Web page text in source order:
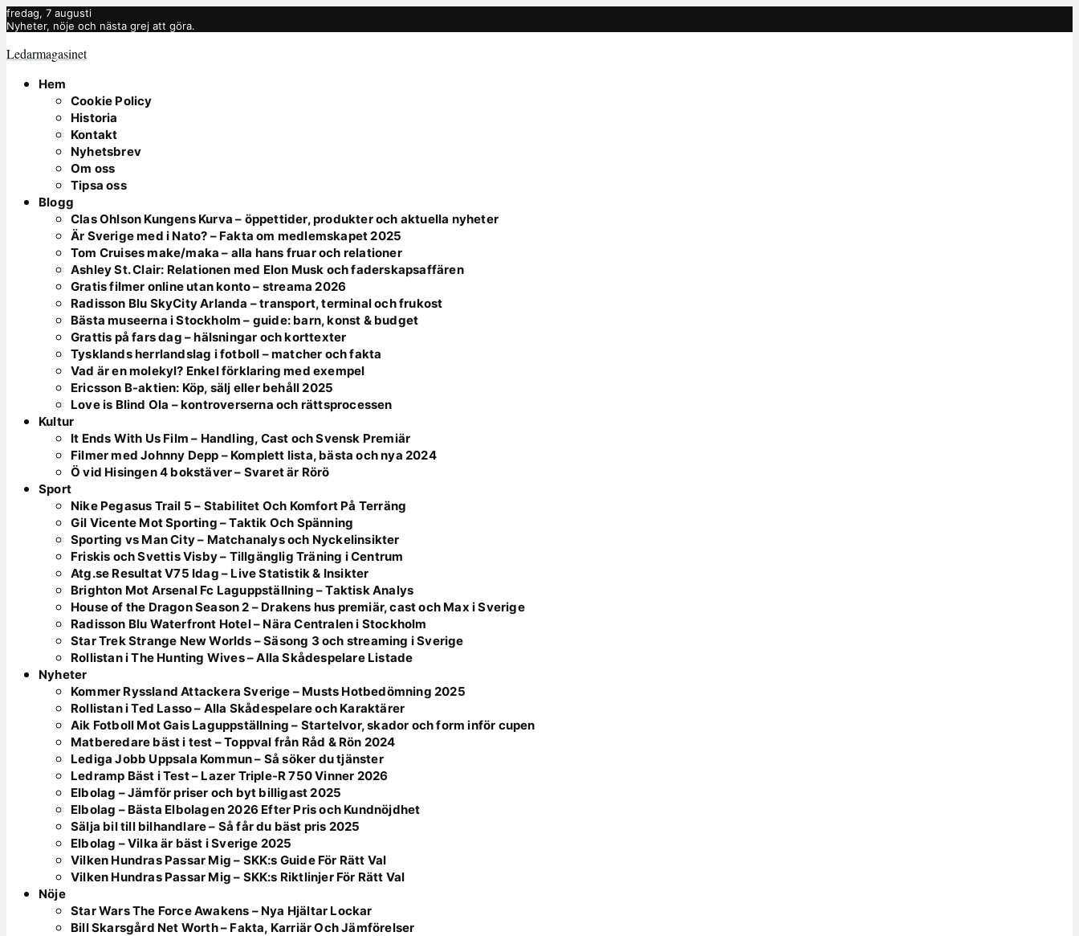
fredag, 7 augusti
Nyheter, nöje och nästa grej att göra.
Ledarmagasinet
Hem
Cookie Policy
Historia
Kontakt
Nyhetsbrev
Om oss
Tipsa oss
Blogg
Clas Ohlson Kungens Kurva – öppettider, produkter och aktuella nyheter
Är Sverige med i Nato? – Fakta om medlemskapet 2025
Tom Cruises make/maka – alla hans fruar och relationer
Ashley St. Clair: Relationen med Elon Musk och faderskapsaffären
Gratis filmer online utan konto – streama 2026
Radisson Blu SkyCity Arlanda – transport, terminal och frukost
Bästa museerna i Stockholm – guide: barn, konst & budget
Grattis på fars dag – hälsningar och korttexter
Tysklands herrlandslag i fotboll – matcher och fakta
Vad är en molekyl? Enkel förklaring med exempel
Ericsson B-aktien: Köp, sälj eller behåll 2025
Love is Blind Ola – kontroverserna och rättsprocessen
Kultur
It Ends With Us Film – Handling, Cast och Svensk Premiär
Filmer med Johnny Depp – Komplett lista, bästa och nya 2024
Ö vid Hisingen 4 bokstäver – Svaret är Rörö
Sport
Nike Pegasus Trail 5 – Stabilitet Och Komfort På Terräng
Gil Vicente Mot Sporting – Taktik Och Spänning
Sporting vs Man City – Matchanalys och Nyckelinsikter
Friskis och Svettis Visby – Tillgänglig Träning i Centrum
Atg.se Resultat V75 Idag – Live Statistik & Insikter
Brighton Mot Arsenal Fc Laguppställning – Taktisk Analys
House of the Dragon Season 2 – Drakens hus premiär, cast och Max i Sverige
Radisson Blu Waterfront Hotel – Nära Centralen i Stockholm
Star Trek Strange New Worlds – Säsong 3 och streaming i Sverige
Rollistan i The Hunting Wives – Alla Skådespelare Listade
Nyheter
Kommer Ryssland Attackera Sverige – Musts Hotbedömning 2025
Rollistan i Ted Lasso – Alla Skådespelare och Karaktärer
Aik Fotboll Mot Gais Laguppställning – Startelvor, skador och form inför cupen
Matberedare bäst i test – Toppval från Råd & Rön 2024
Lediga Jobb Uppsala Kommun – Så söker du tjänster
Ledramp Bäst i Test – Lazer Triple-R 750 Vinner 2026
Elbolag – Jämför priser och byt billigast 2025
Elbolag – Bästa Elbolagen 2026 Efter Pris och Kundnöjdhet
Sälja bil till bilhandlare – Så får du bäst pris 2025
Elbolag – Vilka är bäst i Sverige 2025
Vilken Hundras Passar Mig – SKK:s Guide För Rätt Val
Vilken Hundras Passar Mig – SKK:s Riktlinjer För Rätt Val
Nöje
Star Wars The Force Awakens – Nya Hjältar Lockar
Bill Skarsgård Net Worth – Fakta, Karriär Och Jämförelser